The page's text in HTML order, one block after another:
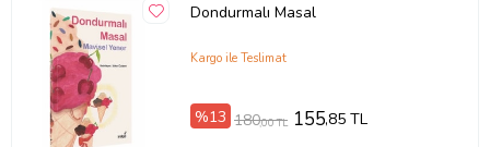
Dondurmalı Masal
Kargo ile Teslimat
%13 180,00 TL 155,85 TL